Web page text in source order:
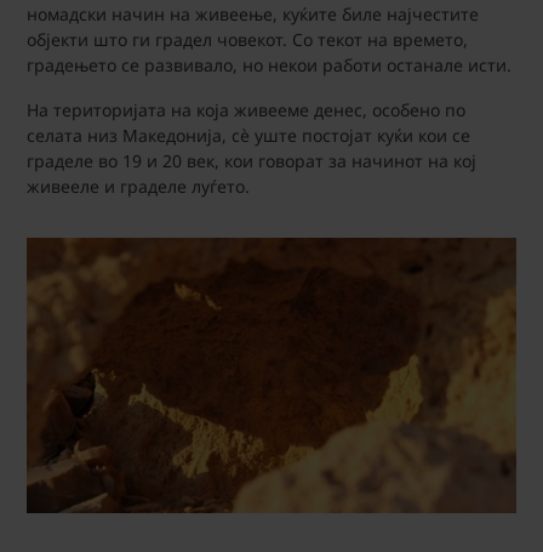
номадски начин на живеење, куќите биле најчестите
објекти што ги градел човекот. Со текот на времето,
градењето се развивало, но некои работи останале исти.
На територијата на која живееме денес, особено по
селата низ Македонија, сè уште постојат куќи кои се
граделе во 19 и 20 век, кои говорат за начинот на кој
живееле и граделе луѓето.